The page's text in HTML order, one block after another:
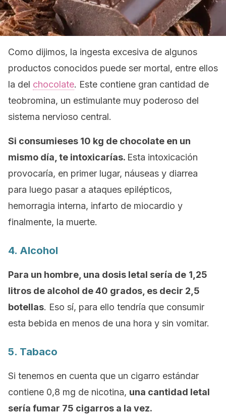
Como dijimos, la ingesta excesiva de algunos
productos conocidos puede ser mortal, entre ellos
la del chocolate. Este contiene gran cantidad de
teobromina, un estimulante muy poderoso del
sistema nervioso central.
Si consumieses 10 kg de chocolate en un
mismo día, te intoxicarías. Esta intoxicación
provocaría, en primer lugar, náuseas y diarrea
para luego pasar a ataques epilépticos,
hemorragia interna, infarto de miocardio y
finalmente, la muerte.
4. Alcohol
Para un hombre, una dosis letal sería de 1,25
litros de alcohol de 40 grados, es decir 2,5
botellas. Eso sí, para ello tendría que consumir
esta bebida en menos de una hora y sin vomitar.
5. Tabaco
Si tenemos en cuenta que un cigarro estándar
contiene 0,8 mg de nicotina, una cantidad letal
sería fumar 75 cigarros a la vez.